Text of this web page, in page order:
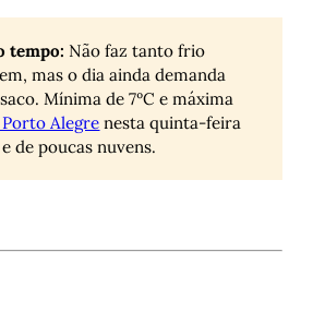
tempo: Não faz tanto frio
mas o dia ainda demanda
Mínima de 7ºC e máxima
Alegre nesta quinta-feira
de poucas nuvens.